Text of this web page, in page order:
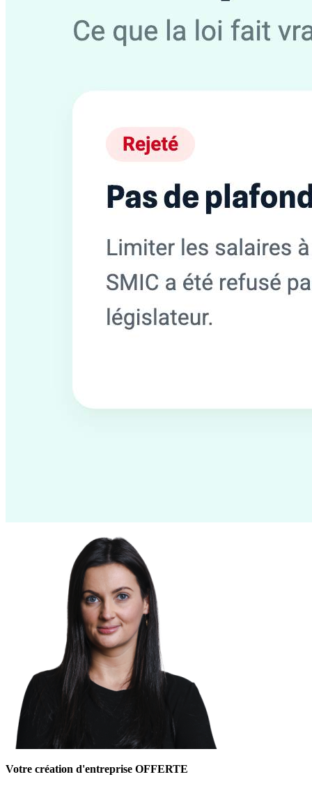
Votre création d'entreprise OFFERTE